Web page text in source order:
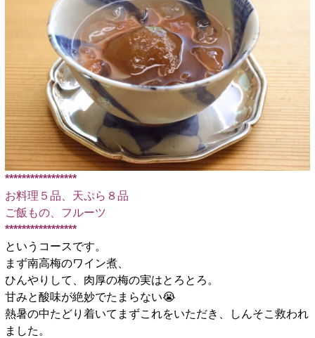
*****************
お料理５品、天ぷら８品
ご飯もの、 フルーツ
*****************
というコースです。
まず南高梅のワイン煮、
ひんやりして、肉厚の梅の実はとろとろ。
甘みと酸味が絶妙でたまらない😭
熱暑の中たどり着いてまずこれをいただき、しんそこ救われ
ました。